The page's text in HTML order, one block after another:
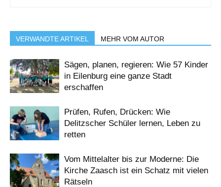
VERWANDTE ARTIKEL MEHR VOM AUTOR
Sägen, planen, regieren: Wie 57 Kinder
in Eilenburg eine ganze Stadt
erschaffen
Prüfen, Rufen, Drücken: Wie
Delitzscher Schüler lernen, Leben zu
retten
Vom Mittelalter bis zur Moderne: Die
Kirche Zaasch ist ein Schatz mit vielen
Rätseln